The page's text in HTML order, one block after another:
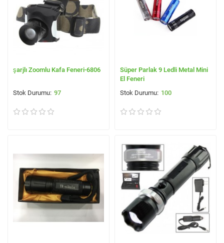
şarjlı Zoomlu Kafa Feneri-6806
97
Süper Parlak 9 Ledli Metal Mini
El Feneri
100